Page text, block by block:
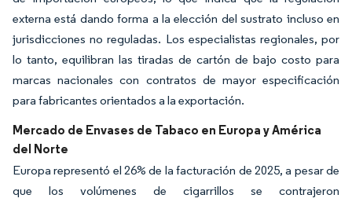
externa está dando forma a la elección del sustrato incluso en
jurisdicciones no reguladas. Los especialistas regionales, por
lo tanto, equilibran las tiradas de cartón de bajo costo para
marcas nacionales con contratos de mayor especificación
para fabricantes orientados a la exportación.
Mercado de Envases de Tabaco en Europa y América
del Norte
Europa representó el 26% de la facturación de 2025, a pesar de
que los volúmenes de cigarrillos se contrajeron